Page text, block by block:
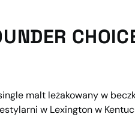
malt leżakowany w
w Lexington w